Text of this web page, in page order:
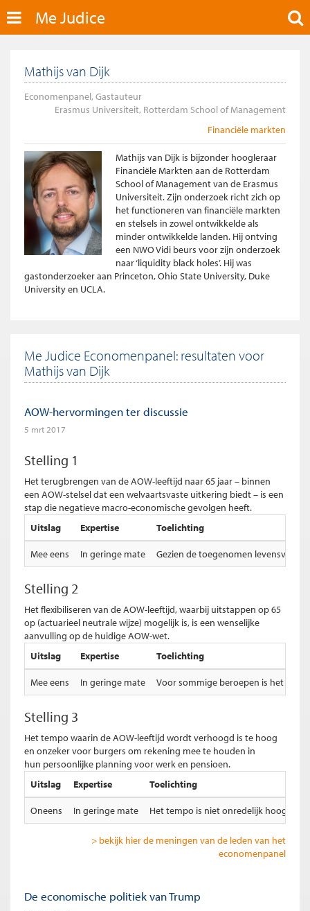
Me Judice
Mathijs van Dijk
Economenpanel, Gastauteur
Erasmus Universiteit, Rotterdam School of Management
Financiële markten
Mathijs van Dijk is bijzonder hoogleraar
Financiële Markten aan de Rotterdam
School of Management van de Erasmus
Universiteit. Zijn onderzoek richt zich op
het functioneren van financiële markten
en stelsels in zowel ontwikkelde als
minder ontwikkelde landen. Hij ontving
een NWO Vidi beurs voor zijn onderzoek
naar ‘liquidity black holes’. Hij was
gastonderzoeker aan Princeton, Ohio State University, Duke
University en UCLA.
Me Judice Economenpanel: resultaten voor
Mathijs van Dijk
AOW-hervormingen ter discussie
5 mrt 2017
Stelling 1
Het terugbrengen van de AOW-leeftijd naar 65 jaar – binnen
een AOW-stelsel dat een welvaartsvaste uitkering biedt – is een
stap die negatieve macro-economische gevolgen heeft.
Uitslag
Expertise Toelichting
Mee eens In geringe mate Gezien de toegenomen
Stelling 2
Het flexibiliseren van de AOW-leeftijd, waarbij uitstappen op 65
op (actuarieel neutrale wijze) mogelijk is, is een wenselijke
aanvulling op de huidige AOW-wet.
Uitslag
Expertise Toelichting
Mee eens In geringe mate Voor sommige beroepen is het niet
Stelling 3
Het tempo waarin de AOW-leeftijd wordt verhoogd is te hoog
en onzeker voor burgers om rekening mee te houden in
hun persoonlijke planning voor werk en pensioen.
Uitslag
Expertise Toelichting
Oneens In geringe mate Het tempo is niet onredelijk hoog en
> bekijk hier de meningen van de leden van het
economenpanel
De economische politiek van Trump